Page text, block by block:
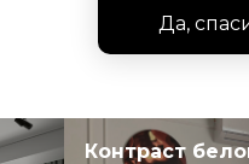
Да,
Контраст